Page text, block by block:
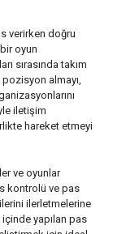
verirken doğru
oyun
sırasında takım
pozisyon almayı,
iletişim
hareket etmeyi
ve oyunlar
kontrolü ve pas
ilerletmelerine
içinde yapılan pas